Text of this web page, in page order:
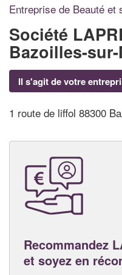
Entreprise de Beauté et
Société
Bazoilles-sur-
Il s'agit de votre
1 route de liffol 88300
Recommandez
et soyez en